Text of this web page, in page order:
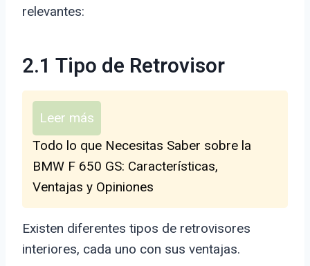
relevantes:
2.1 Tipo de Retrovisor
Leer más
Todo lo que Necesitas Saber sobre la
BMW F 650 GS: Características,
Ventajas y Opiniones
Existen diferentes tipos de retrovisores
interiores, cada uno con sus ventajas.